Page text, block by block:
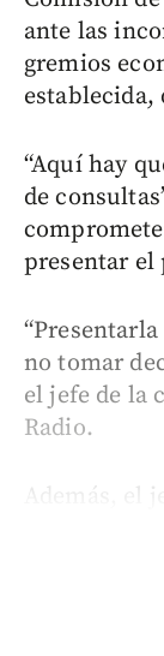
ante las
gremios
establecida,
“Aquí hay
de
presentar el
no tomar
el jefe de la
Radio.
Además, el